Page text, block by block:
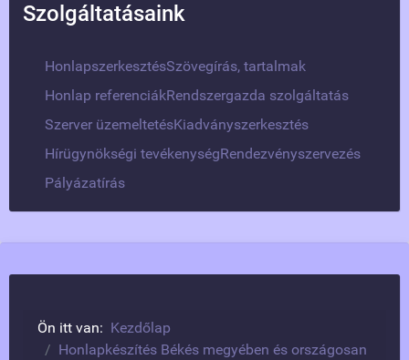
Szolgáltatásaink
HonlapszerkesztésSzövegírás, tartalmak
Honlap referenciákRendszergazda szolgáltatás
Szerver üzemeltetésKiadványszerkesztés
Hírügynökségi tevékenységRendezvényszervezés
Pályázatírás
Ön itt van: Kezdőlap
Honlapkészítés Békés megyében és országosan